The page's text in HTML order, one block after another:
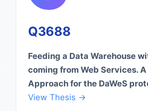
Q3688
Feeding a Data Warehouse
coming from Web Services.
Approach for the DaWeS
View Thesis →